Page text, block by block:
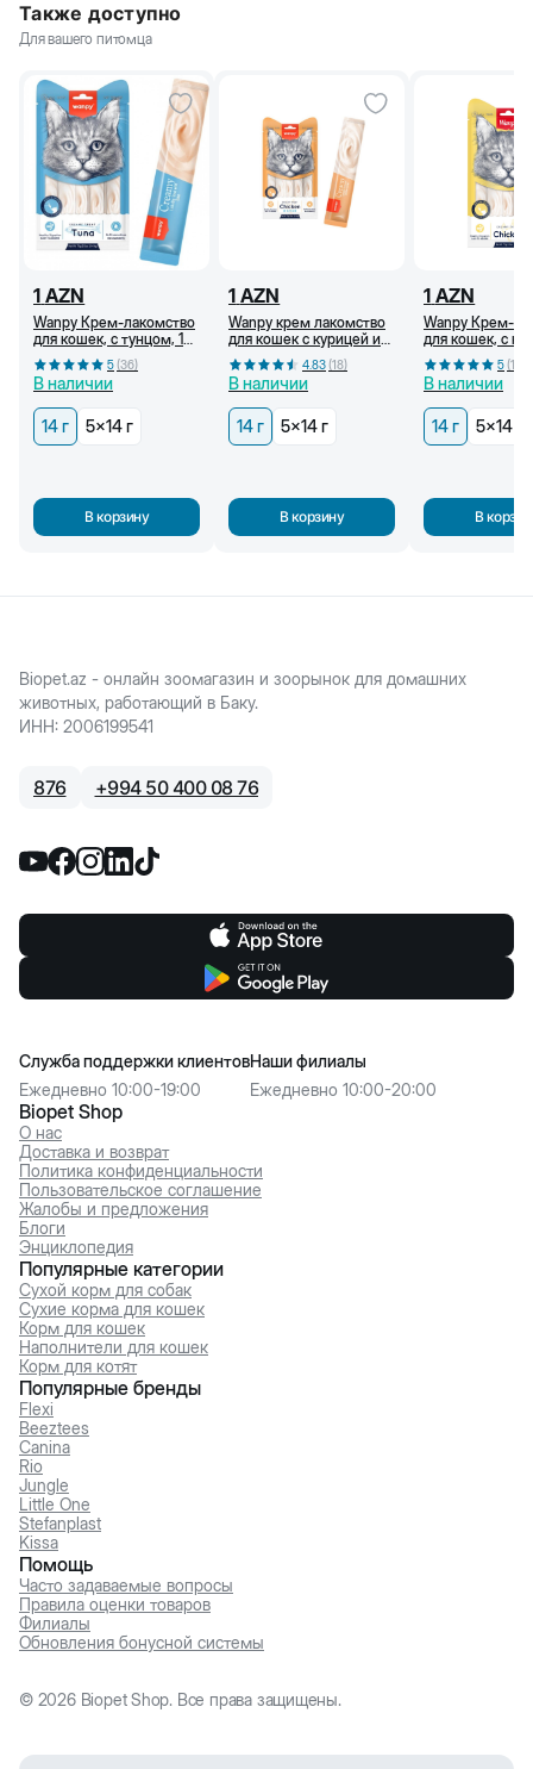
Также доступно
Для вашего питомца
1 AZN
Wanpy Крем-лакомство
для кошек, с тунцом, 14
5(36)
В наличии
14 г 5x14 г
В корзину
1 AZN
Wanpy крем лакомство
для кошек с курицей и
крабом, 14 г4.83(18)
В наличии
14 г 5x14 г
В корзину
1 AZN
Wanpy Крем-
для кошек, с
5(18
В наличии
14 г 5x14 г
В
Biopet.az - онлайн зоомагазин и зоорынок для домашних
животных, работающий в Баку.
ИНН: 2006199541
876 +994 50 400 08 76
Biopet Shop
О нас
Доставка и возврат
Политика конфиденциальности
Пользовательское соглашение
Жалобы и предложения
Блоги
Энциклопедия
Служба поддержки клиентов
Ежедневно 10:00-19:00
Наши филиалы
Ежедневно 10:00-20:00
Популярные категории
Сухой корм для собак
Сухие корма для кошек
Корм для кошек
Наполнители для кошек
Корм для котят
Популярные бренды
Flexi
Beeztees
Canina
Rio
Jungle
Little One
Stefanplast
Kissa
Помощь
Часто задаваемые вопросы
Правила оценки товаров
Филиалы
Обновления бонусной системы
© 2026Biopet Shop. Все права защищены.